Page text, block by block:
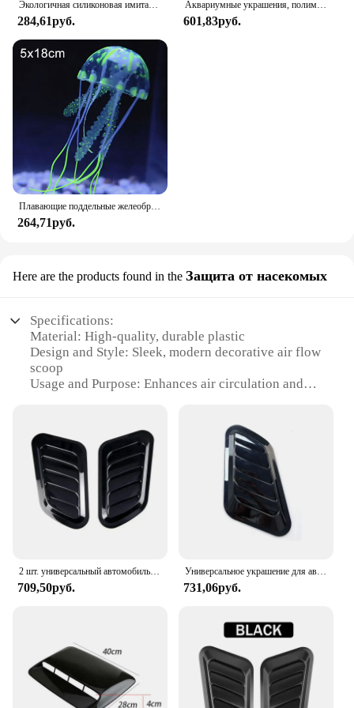
Экологичная силиконовая имитация кораллового флуоресцентного фотографического орнамента для аквариума
284,61руб.
Аквариумные украшения, полимерные ископаемые искусственные аквариумные украшения, креветки, маленькие рыбы, рептилии, навес для аквариума, ландшафтный декор, Новинка
601,83руб.
Плавающие поддельные желеобразные рыбы для украшения аквариума, морские тропические рыбки для ландшафта, имитация рыб, украшения для аквариума
264,71руб.
Here are the products found in the Защита от насекомых
Specifications:
Material: High-quality, durable plastic
Design and Style: Sleek, modern decorative air flow
scoop
Usage and Purpose: Enhances air circulation and
indoor and outdoor settings
Shape or Size or Weight or Quantity: Available in
sets or individually, customizable sizes
Performance and Property: Easy to install, maintains
aesthetic appeal
Features:
The decorative air flow scoop is a unique blend of
aesthetics of your space but also to provide
practical benefits. The sleek, modern design of this
air flow scoop is sure to complement any decor,
whether it's a contemporary living room or a
minimalist office. Its versatility extends to various
settings, making it an ideal choice for both indoor
2 шт. универсальный автомобильный декоративный элемент из углеродного волокна, воздухозаборник, капюшон, совок, вентиляционная крышка, наклейки, украшение, стиль
709,50руб.
Универсальное украшение для автомобиля из углеродного волокна, воздушный поток, впускной капюшон, овальная крышка, вентиляционная крышка, наклейки, украшение, Стайлинг
731,06руб.